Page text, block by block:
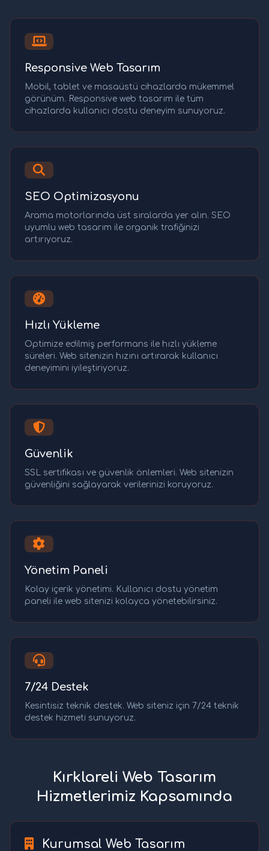
Responsive Web Tasarım
Mobil, tablet ve masaüstü cihazlarda mükemmel
görünüm. Responsive web tasarım ile tüm
cihazlarda kullanıcı dostu deneyim sunuyoruz.
SEO Optimizasyonu
Arama motorlarında üst sıralarda yer alın. SEO
uyumlu web tasarım ile organik trafiğinizi
artırıyoruz.
Hızlı Yükleme
Optimize edilmiş performans ile hızlı yükleme
süreleri. Web sitenizin hızını artırarak kullanıcı
deneyimini iyileştiriyoruz.
Güvenlik
SSL sertifikası ve güvenlik önlemleri. Web sitenizin
güvenliğini sağlayarak verilerinizi koruyoruz.
Yönetim Paneli
Kolay içerik yönetimi. Kullanıcı dostu yönetim
paneli ile web sitenizi kolayca yönetebilirsiniz.
7/24 Destek
Kesintisiz teknik destek. Web siteniz için 7/24 teknik
destek hizmeti sunuyoruz.
Kırklareli Web Tasarım
Hizmetlerimiz Kapsamında
Kurumsal Web Tasarım